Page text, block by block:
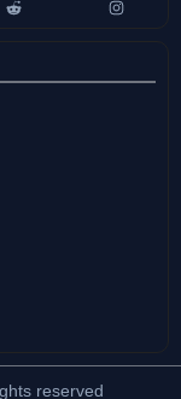
reserved